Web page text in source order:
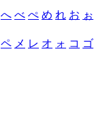
へ べ ぺ め れ お ぉ
ペ メ レ オ ォ コ ゴ